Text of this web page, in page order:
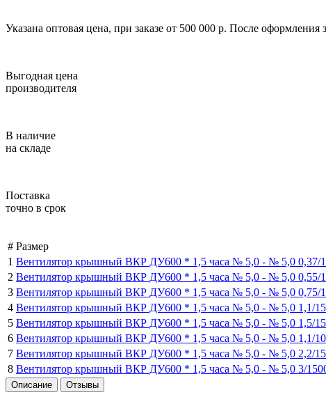
Указана оптовая цена, при заказе от 500 000 р. После
Выгодная цена
производителя
В наличие
на складе
Поставка
точно в срок
# Размер
1 Вентилятор крышный ВКР ДУ600 * 1,5 часа № 5,0 - № 5,0 0,37/
2 Вентилятор крышный ВКР ДУ600 * 1,5 часа № 5,0 - № 5,0 0,55/
3 Вентилятор крышный ВКР ДУ600 * 1,5 часа № 5,0 - № 5,0 0,75/
4 Вентилятор крышный ВКР ДУ600 * 1,5 часа № 5,0 - № 5,0 1,1/
5 Вентилятор крышный ВКР ДУ600 * 1,5 часа № 5,0 - № 5,0 1,5/
6 Вентилятор крышный ВКР ДУ600 * 1,5 часа № 5,0 - № 5,0 1,1/
7 Вентилятор крышный ВКР ДУ600 * 1,5 часа № 5,0 - № 5,0 2,2/
8 Вентилятор крышный ВКР ДУ600 * 1,5 часа № 5,0 - № 5,0 3/
Описание Отзывы